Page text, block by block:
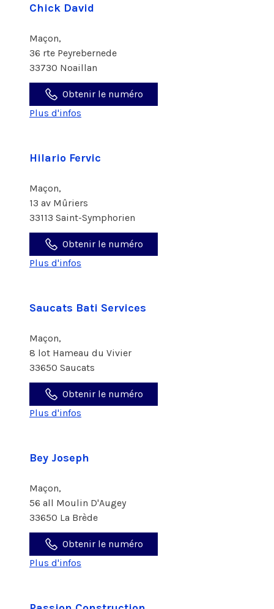
Chick David
Maçon,
36 rte Peyrebernede
33730 Noaillan
Obtenir le numéro
Plus d'infos
Hilario Fervic
Maçon,
13 av Mûriers
33113 Saint-Symphorien
Obtenir le numéro
Plus d'infos
Saucats Bati Services
Maçon,
8 lot Hameau du Vivier
33650 Saucats
Obtenir le numéro
Plus d'infos
Bey Joseph
Maçon,
56 all Moulin D'Augey
33650 La Brède
Obtenir le numéro
Plus d'infos